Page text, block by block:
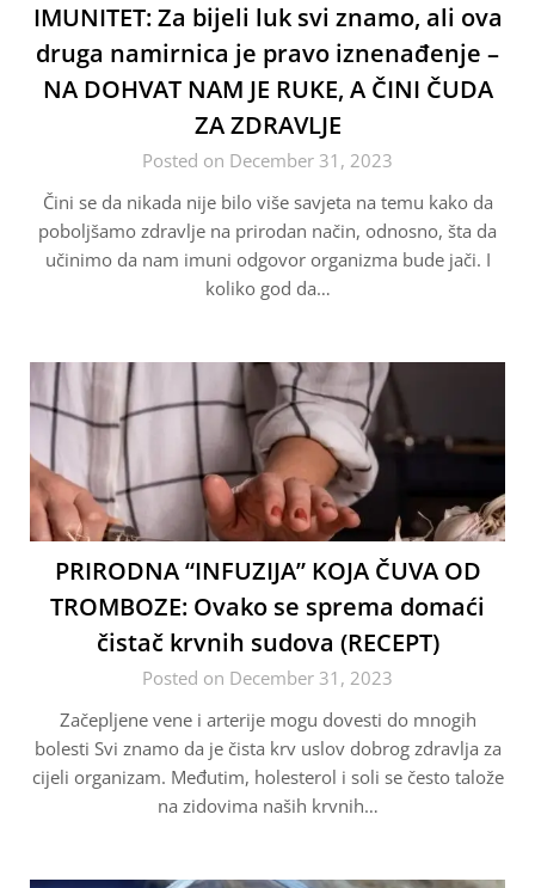
IMUNITET: Za bijeli luk svi znamo, ali ova
druga namirnica je pravo iznenađenje –
NA DOHVAT NAM JE RUKE, A ČINI ČUDA
ZA ZDRAVLJE
Posted on December 31, 2023
Čini se da nikada nije bilo više savjeta na temu kako da
poboljšamo zdravlje na prirodan način, odnosno, šta da
učinimo da nam imuni odgovor organizma bude jači. I
koliko god da…
PRIRODNA “INFUZIJA” KOJA ČUVA OD
TROMBOZE: Ovako se sprema domaći
čistač krvnih sudova (RECEPT)
Posted on December 31, 2023
Začepljene vene i arterije mogu dovesti do mnogih
bolesti Svi znamo da je čista krv uslov dobrog zdravlja za
cijeli organizam. Međutim, holesterol i soli se često talože
na zidovima naših krvnih…